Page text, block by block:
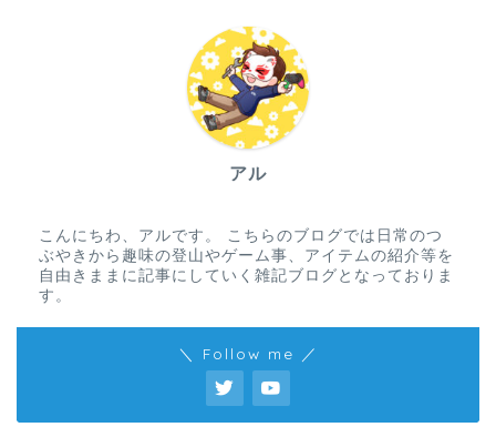
アル
こんにちわ、アルです。 こちらのブログでは日常のつ
ぶやきから趣味の登山やゲーム事、アイテムの紹介等を
自由きままに記事にしていく雑記ブログとなっておりま
す。
＼ Follow me ／